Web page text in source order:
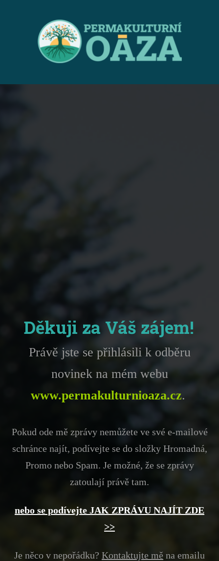
Děkuji za Váš zájem!
Právě jste se přihlásili k odběru
novinek na mém webu
www.permakulturnioaza.cz.
Pokud ode mě zprávy nemůžete ve své e-mailové
schránce najít, podívejte se do složky Hromadná,
Promo nebo Spam. Je možné, že se zprávy
zatoulají právě tam.
nebo se podívejte JAK ZPRÁVU NAJÍT ZDE
>>
Je něco v nepořádku? Kontaktujte mě na emailu